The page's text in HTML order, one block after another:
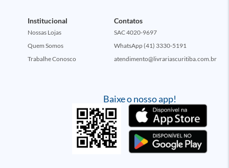
Baixe o nosso app!
Institucional
Nossas Lojas
Quem Somos
Trabalhe Conosco
Contatos
SAC 4020-9697
WhatsApp (41) 3330-5191
atendimento@livrariascuritiba.com.br